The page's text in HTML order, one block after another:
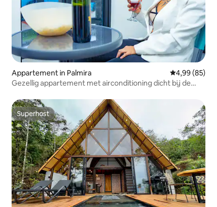
Appartement in Palmira Gemiddelde
4,99 (85)
Gezellig appartement met airconditioning dicht bij de
Superhost
Superhost